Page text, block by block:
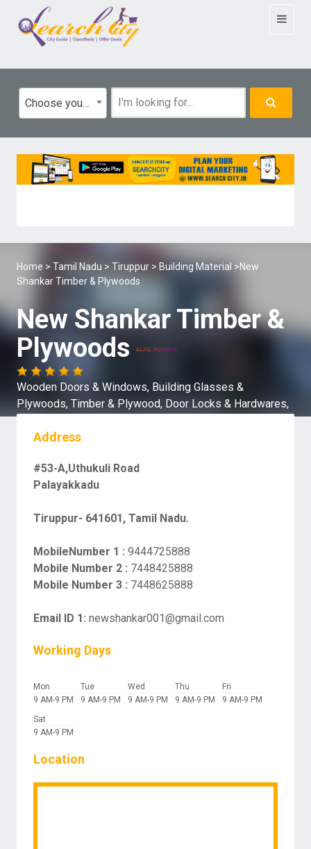
Toggle
Choose your category
Home > Tamil Nadu > Tiruppur > Building Material >New
Shankar Timber & Plywoods
New Shankar Timber &
Plywoods
Wooden Doors & Windows, Building Glasses &
Plywoods, Timber & Plywood, Door Locks & Hardwares,
Address
#53-A,Uthukuli Road
Palayakkadu
Tiruppur- 641601, Tamil Nadu.
MobileNumber 1 : 9444725888
Mobile Number 2 : 7448425888
Mobile Number 3 : 7448625888
Email ID 1: newshankar001@gmail.com
Working Days
Mon
9 AM-9 PM
Tue
9 AM-9 PM
Wed
9 AM-9 PM
Thu
9 AM-9 PM
Fri
9 AM-9 PM
Sat
9 AM-9 PM
Location